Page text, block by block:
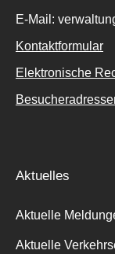
E-Mail:
Kontaktformular
Elektronische
Aktuelles
Aktuelle
Aktuelle